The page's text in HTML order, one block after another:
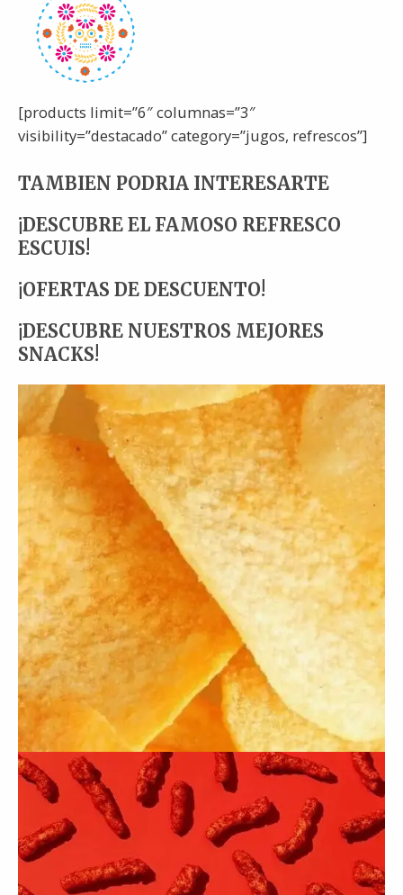
[products limit=”6″ columnas=”3″
visibility=”destacado” category=”jugos, refrescos”]
TAMBIEN PODRIA INTERESARTE
¡DESCUBRE EL FAMOSO REFRESCO
ESCUIS!
¡OFERTAS DE DESCUENTO!
¡DESCUBRE NUESTROS MEJORES
SNACKS!